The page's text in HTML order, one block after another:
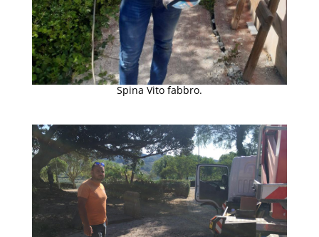
Spina Vito fabbro.